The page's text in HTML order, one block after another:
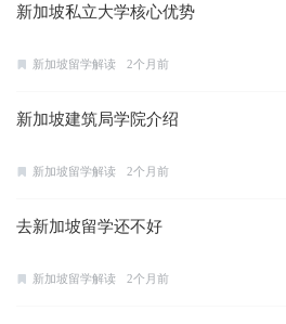
新加坡私立大学核心优势
新加坡留学解读 2个月前
新加坡建筑局学院介绍
新加坡留学解读 2个月前
去新加坡留学还不好
新加坡留学解读 2个月前